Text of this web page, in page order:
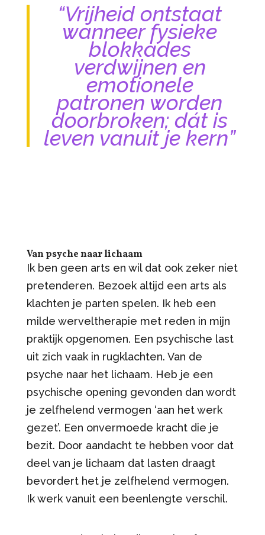
“Vrijheid ontstaat
wanneer fysieke
blokkades
verdwijnen en
emotionele
patronen worden
doorbroken; dát is
leven vanuit je kern”
Van psyche naar lichaam
Ik ben geen arts en wil dat ook zeker niet
pretenderen. Bezoek altijd een arts als
klachten je parten spelen. Ik heb een
milde werveltherapie met reden in mijn
praktijk opgenomen. Een psychische last
uit zich vaak in rugklachten. Van de
psyche naar het lichaam. Heb je een
psychische opening gevonden dan wordt
je zelfhelend vermogen ‘aan het werk
gezet’. Een onvermoede kracht die je
bezit. Door aandacht te hebben voor dat
deel van je lichaam dat lasten draagt
bevordert het je zelfhelend vermogen.
Ik werk vanuit een beenlengte verschil.